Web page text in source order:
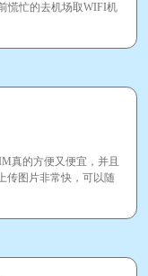
慌忙的去机场取WIFI机
真的方便又便宜，并且
传图片非常快，可以随